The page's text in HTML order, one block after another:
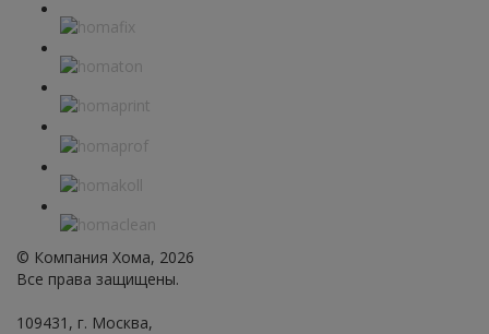
© Компания Хома, 2026
Все права защищены.
109431, г. Москва,